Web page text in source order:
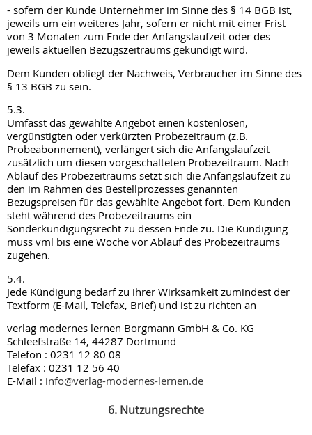
- sofern der Kunde Unternehmer im Sinne des § 14 BGB ist,
jeweils um ein weiteres Jahr, sofern er nicht mit einer Frist
von 3 Monaten zum Ende der Anfangslaufzeit oder des
jeweils aktuellen Bezugszeitraums gekündigt wird.
Dem Kunden obliegt der Nachweis, Verbraucher im Sinne des
§ 13 BGB zu sein.
5.3.
Umfasst das gewählte Angebot einen kostenlosen,
vergünstigten oder verkürzten Probezeitraum (z.B.
Probeabonnement), verlängert sich die Anfangslaufzeit
zusätzlich um diesen vorgeschalteten Probezeitraum. Nach
Ablauf des Probezeitraums setzt sich die Anfangslaufzeit zu
den im Rahmen des Bestellprozesses genannten
Bezugspreisen für das gewählte Angebot fort. Dem Kunden
steht während des Probezeitraums ein
Sonderkündigungsrecht zu dessen Ende zu. Die Kündigung
muss vml bis eine Woche vor Ablauf des Probezeitraums
zugehen.
5.4.
Jede Kündigung bedarf zu ihrer Wirksamkeit zumindest der
Textform (E-Mail, Telefax, Brief) und ist zu richten an
verlag modernes lernen Borgmann GmbH & Co. KG
Schleefstraße 14, 44287 Dortmund
Telefon : 0231 12 80 08
Telefax : 0231 12 56 40
E-Mail : info@verlag-modernes-lernen.de
6. Nutzungsrechte